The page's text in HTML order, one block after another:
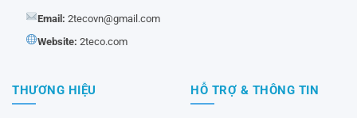
Email: 2tecovn@gmail.com
Website: 2teco.com
THƯƠNG HIỆU HỖ TRỢ & THÔNG TIN